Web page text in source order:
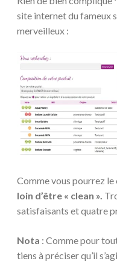
site internet du fameux
merveilleux :
Comme vous pourrez le
loin d’être « clean ».
satisfaisants et quatre
Nota : Comme pour
tiens à préciser qu’il